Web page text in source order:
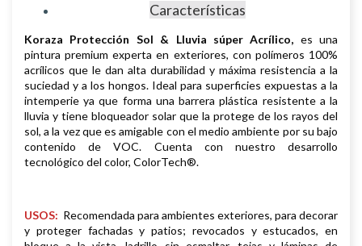
Características
Koraza Protección Sol & Lluvia súper Acrílico, es una
pintura premium experta en exteriores, con polímeros 100%
acrílicos que le dan alta durabilidad y máxima resistencia a la
suciedad y a los hongos. Ideal para superficies expuestas a la
intemperie ya que forma una barrera plástica resistente a la
lluvia y tiene bloqueador solar que la protege de los rayos del
sol, a la vez que es amigable con el medio ambiente por su bajo
contenido de VOC. Cuenta con nuestro desarrollo
tecnológico del color, ColorTech®.
USOS: Recomendada para ambientes exteriores, para decorar
y proteger fachadas y patios; revocados y estucados, en